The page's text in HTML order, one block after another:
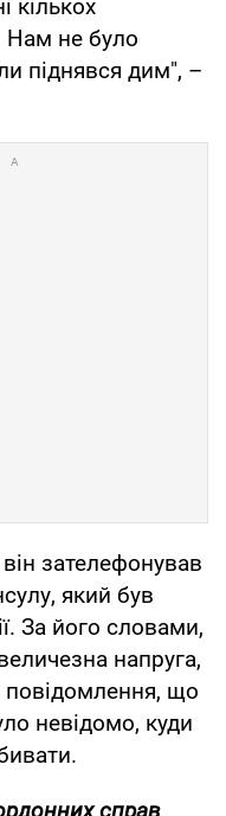
кількох
Нам не було
піднявся дим", –
зателефонував
який був
За його словами,
напруга,
що
невідомо, куди